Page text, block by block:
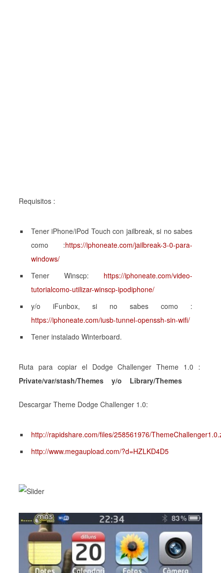
Requisitos :
Tener iPhone/iPod Touch con jailbreak, si no sabes
como :https://iphoneate.com/jailbreak-3-0-para-
windows/
Tener Winscp: https://iphoneate.com/video-
tutorialcomo-utilizar-winscp-ipodiphone/
y/o iFunbox, si no sabes como :
https://iphoneate.com/iusb-tunnel-openssh-sin-wifi/
Tener instalado Winterboard.
Ruta para copiar el Dodge Challenger Theme 1.0 :
Private/var/stash/Themes y/o Library/Themes
Descargar Theme Dodge Challenger 1.0:
http://rapidshare.com/files/258561976/
http://www.megaupload.com/?d=HZLKD4D5